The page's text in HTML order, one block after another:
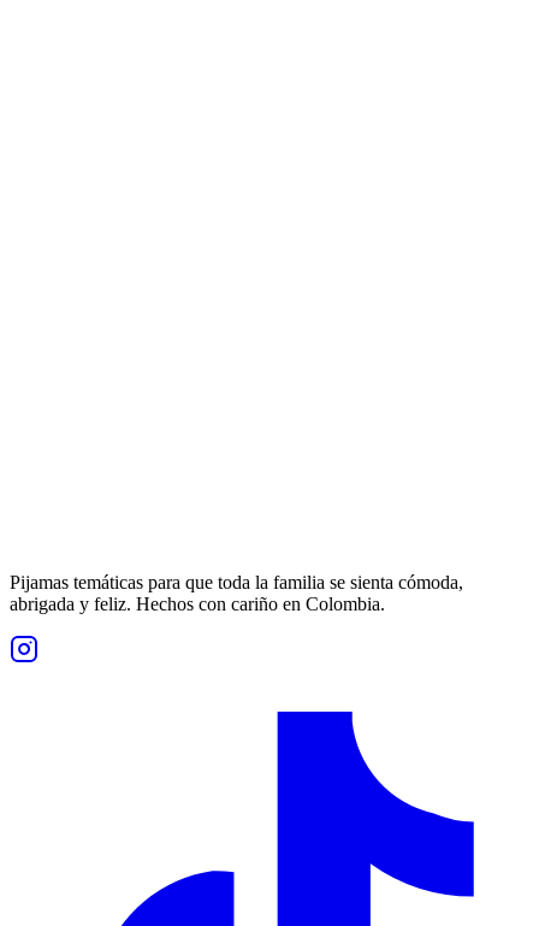
Pijamas temáticas para que toda la familia se sienta cómoda,
abrigada y feliz. Hechos con cariño en Colombia.